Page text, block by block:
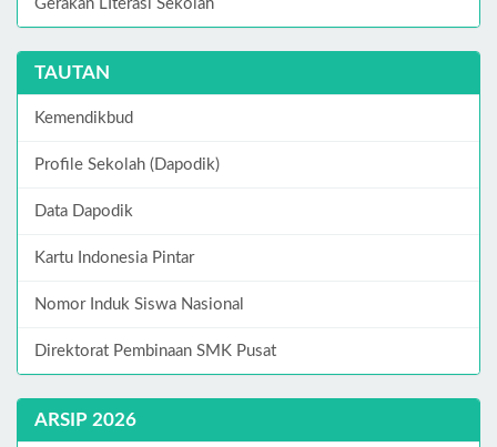
Gerakan LIterasi Sekolah
TAUTAN
Kemendikbud
Profile Sekolah (Dapodik)
Data Dapodik
Kartu Indonesia Pintar
Nomor Induk Siswa Nasional
Direktorat Pembinaan SMK Pusat
ARSIP 2026